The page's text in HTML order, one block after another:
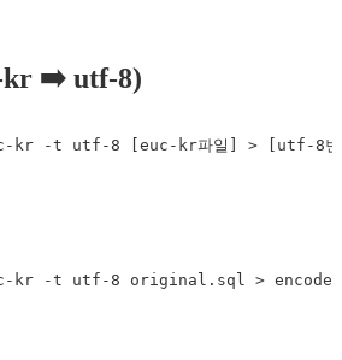
kr ➡️ utf-8)
kr -t utf-8 euc-kr파일 > utf-8변
kr -t utf-8 original.sql >